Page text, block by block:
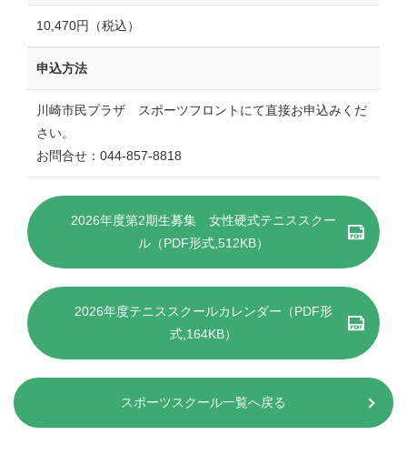
10,470円（税込）
申込方法
川崎市民プラザ スポーツフロントにて直接お申込みくだ
さい。
お問合せ：044-857-8818
2026年度第2期生募集 女性硬式テニススクー
ル（PDF形式,512KB）
2026年度テニススクールカレンダー（PDF形
式,164KB）
スポーツスクール一覧へ戻る